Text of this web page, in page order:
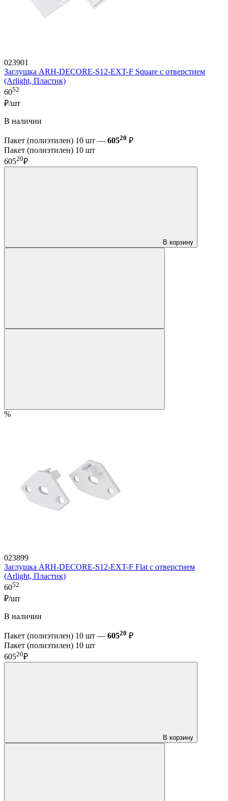
023901
Заглушка ARH-DECORE-S12-EXT-F Square с отверстием
(Arlight, Пластик)
6052
₽/шт
В наличии
Пакет (полиэтилен) 10 шт — 60520 ₽
Пакет (полиэтилен) 10 шт
60520₽
В корзину
%
023899
Заглушка ARH-DECORE-S12-EXT-F Flat с отверстием
(Arlight, Пластик)
6052
₽/шт
В наличии
Пакет (полиэтилен) 10 шт — 60520 ₽
Пакет (полиэтилен) 10 шт
60520₽
В корзину